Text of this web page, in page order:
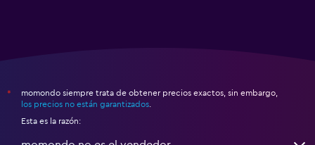
*
momondo siempre trata de obtener precios exactos, sin embargo,
los precios no están garantizados
Esta es la razón: